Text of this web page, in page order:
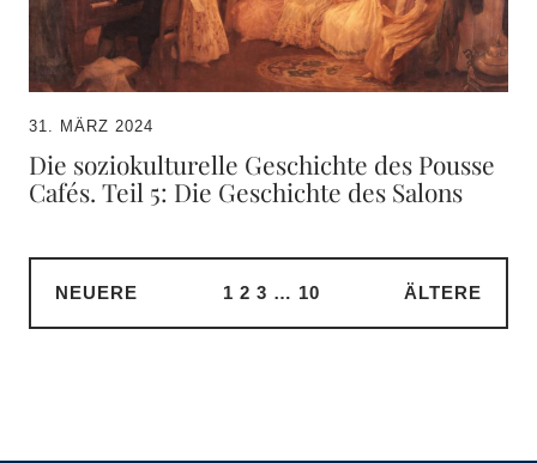
31. MÄRZ 2024
Die soziokulturelle Geschichte des Pousse
Cafés. Teil 5: Die Geschichte des Salons
NEUERE 1 2 3 … 10 ÄLTERE